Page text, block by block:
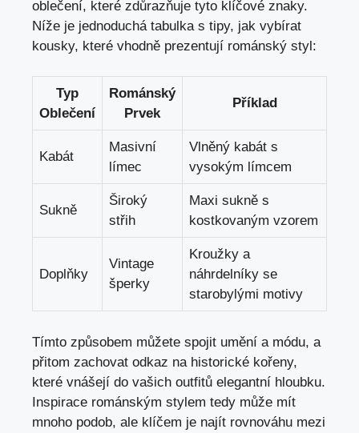
oblečení, které zdůrazňuje tyto klíčové znaky.
Níže je jednoduchá tabulka s tipy, jak vybírat
kousky, které vhodně prezentují románský styl:
Typ
Oblečení
Románský
Prvek
Příklad
Kabát
Masivní
límec
Vlněný kabát s
vysokým límcem
Sukně
Široký
střih
Maxi sukně s
kostkovaným vzorem
Doplňky
Vintage
šperky
Kroužky a
náhrdelníky se
starobylými motivy
Tímto způsobem můžete spojit umění a módu, a
přitom zachovat odkaz na historické kořeny,
které vnášejí do vašich outfitů elegantní hloubku.
Inspirace románským stylem tedy může mít
mnoho podob, ale klíčem je najít rovnováhu mezi